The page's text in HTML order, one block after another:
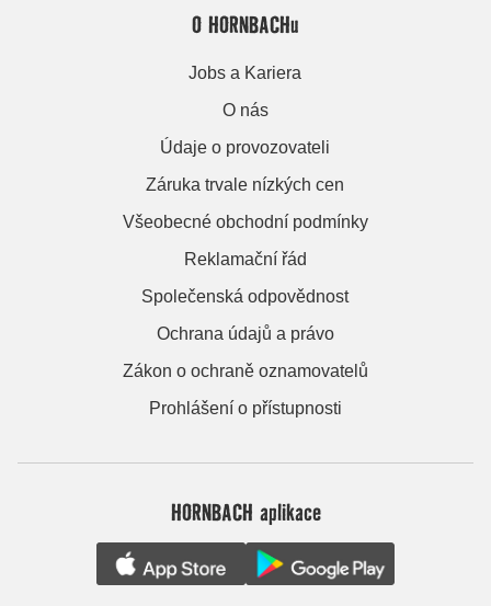
O HORNBACHu
Jobs a Kariera
O nás
Údaje o provozovateli
Záruka trvale nízkých cen
Všeobecné obchodní podmínky
Reklamační řád
Společenská odpovědnost
Ochrana údajů a právo
Zákon o ochraně oznamovatelů
Prohlášení o přístupnosti
HORNBACH aplikace